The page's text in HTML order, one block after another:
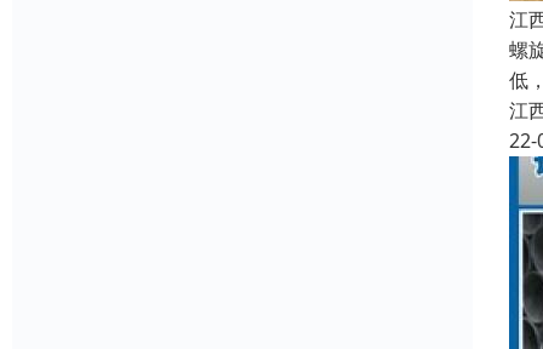
江
螺
低
江
22-